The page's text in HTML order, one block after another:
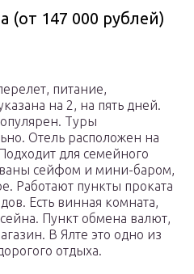
(от 147 000 рублей)
питание,
на 2, на пять дней.
Туры
Отель расположен на
для семейного
сейфом и мини-баром,
Работают пункты проката
Есть винная комната,
Пункт обмена валют,
В Ялте это одно из
отдыха.